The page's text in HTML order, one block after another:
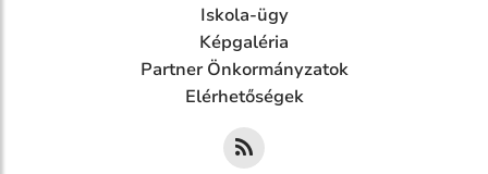
Iskola-ügy
Képgaléria
Partner Önkormányzatok
Elérhetőségek